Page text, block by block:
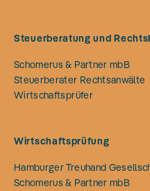
Steuerberatung und
Schomerus & Partner mbB
Steuerberater Rechtsanwälte
Wirtschaftsprüfer
Wirtschaftsprüfung
Hamburger Treuhand
Schomerus & Partner mbB